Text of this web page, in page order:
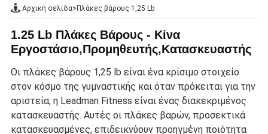
Αρχική σελίδα>Πλάκες βάρους 1,25 Lb
1.25 Lb Πλάκες Βάρους - Κίνα
Εργοστάσιο,Προμηθευτής,Κατασκευαστής
Οι πλάκες βάρους 1,25 lb είναι ένα κρίσιμο στοιχείο
στον κόσμο της γυμναστικής και όταν πρόκειται για την
αριστεία, η Leadman Fitness είναι ένας διακεκριμένος
κατασκευαστής. Αυτές οι πλάκες βαρών, προσεκτικά
κατασκευασμένες, επιδεικνύουν προηγμένη ποιότητα